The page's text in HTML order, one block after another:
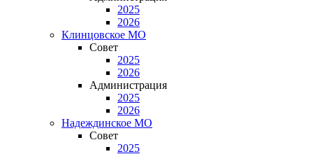
2025
2026
Клинцовское МО
Совет
2025
2026
Администрация
2025
2026
Надеждинское МО
Совет
2025